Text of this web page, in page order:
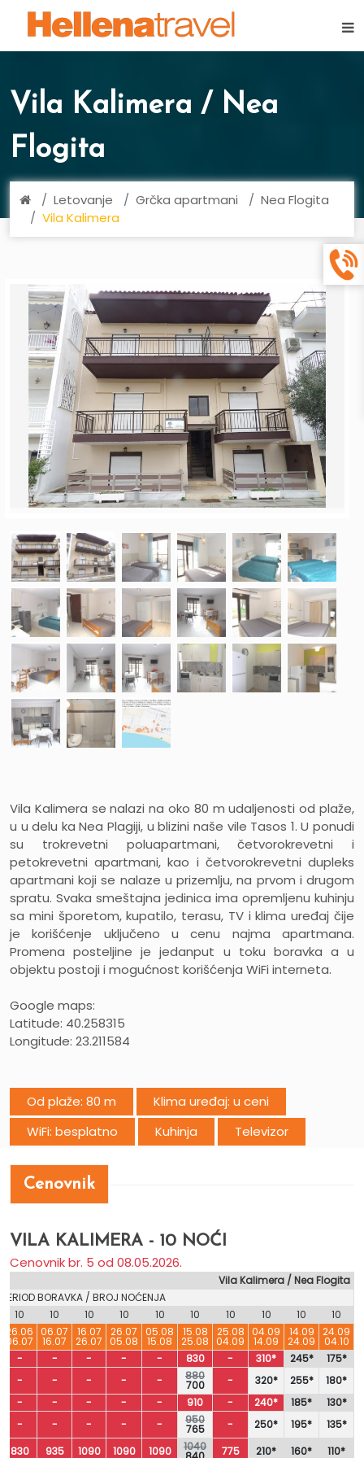
Vila Kalimera / Nea
Flogita
Letovanje Grčka apartmani
Nea Flogita
Vila Kalimera
Vila Kalimera se nalazi na oko 80 m udaljenosti od plaže,
u u delu ka Nea Plagiji, u blizini naše vile Tasos 1. U ponudi
su trokrevetni poluapartmani, četvorokrevetni i
petokrevetni apartmani, kao i četvorokrevetni dupleks
apartmani koji se nalaze u prizemlju, na prvom i drugom
spratu. Svaka smeštajna jedinica ima opremljenu kuhinju
sa mini šporetom, kupatilo, terasu, TV i klima uređaj čije
je korišćenje uključeno u cenu najma apartmana.
Promena posteljine je jedanput u toku boravka a u
objektu postoji i mogućnost korišćenja WiFi interneta.
Google maps:
Latitude: 40.258315
Longitude: 23.211584
Od plaže: 80 m
Klima uređaj: u ceni
WiFi: besplatno
Kuhinja Televizor
Cenovnik
VILA KALIMERA - 10 NOĆI
Cenovnik br. 5 od 08.05.2026.
Vila Kalimera / Nea Flogita
PERIOD BORAVKA / BROJ NOĆENJA
10
10 10 10 10 10 10 10 10
10
26.06
06.07
06.07
16.07
16.07
26.07
26.07
05.08
05.08
15.08
15.08
25.08
25.08
04.09
04.09
14.09
14.09
24.09
24.09
04.10
-
- - - - 830 - 310* 245*
175*
-
- - - - 880
700 - 320* 255*
180*
-
- - - - 910 - 240* 185*
130*
-
- - - - 950
765 - 250* 195*
135*
830
935 1090 1090 1090 1040 775 210* 160*
110*